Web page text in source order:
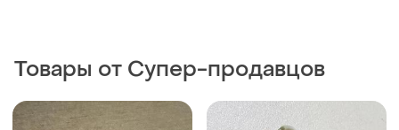
Товары от Супер-продавцов